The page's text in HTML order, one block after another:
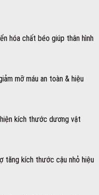
hóa chất béo giúp thân hình
mỡ máu an toàn & hiệu
kích thước dương vật
tăng kích thước cậu nhỏ hiệu